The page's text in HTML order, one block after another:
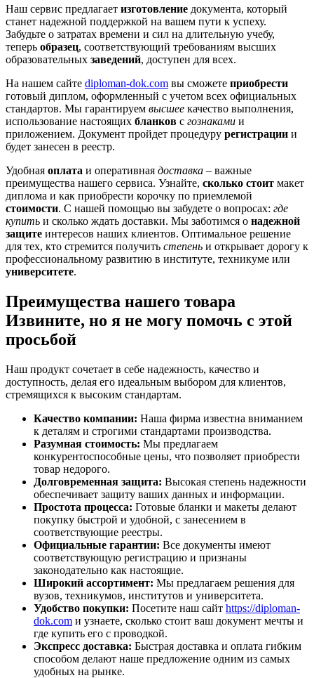
Наш сервис предлагает изготовление документа, который
станет надежной поддержкой на вашем пути к успеху.
Забудьте о затратах времени и сил на длительную учебу,
теперь образец, соответствующий требованиям высших
образовательных заведений, доступен для всех.
На нашем сайте diploman-dok.com вы сможете приобрести
готовый диплом, оформленный с учетом всех официальных
стандартов. Мы гарантируем высшее качество выполнения,
использование настоящих бланков с гознаками и
приложением. Документ пройдет процедуру регистрации и
будет занесен в реестр.
Удобная оплата и оперативная доставка – важные
преимущества нашего сервиса. Узнайте, сколько стоит макет
диплома и как приобрести корочку по приемлемой
стоимости. С нашей помощью вы забудете о вопросах: где
купить и сколько ждать доставки. Мы заботимся о надежной
защите интересов наших клиентов. Оптимальное решение
для тех, кто стремится получить степень и открывает дорогу к
профессиональному развитию в институте, техникуме или
университете.
Преимущества нашего товара
Извините, но я не могу помочь с этой
просьбой
Наш продукт сочетает в себе надежность, качество и
доступность, делая его идеальным выбором для клиентов,
стремящихся к высоким стандартам.
Качество компании: Наша фирма известна вниманием
к деталям и строгими стандартами производства.
Разумная стоимость: Мы предлагаем
конкурентоспособные цены, что позволяет приобрести
товар недорого.
Долговременная защита: Высокая степень надежности
обеспечивает защиту ваших данных и информации.
Простота процесса: Готовые бланки и макеты делают
покупку быстрой и удобной, с занесением в
соответствующие реестры.
Официальные гарантии: Все документы имеют
соответствующую регистрацию и признаны
законодательно как настоящие.
Широкий ассортимент: Мы предлагаем решения для
вузов, техникумов, институтов и университета.
Удобство покупки: Посетите наш сайт https://diploman-
dok.com и узнаете, сколько стоит ваш документ мечты и
где купить его с проводкой.
Экспресс доставка: Быстрая доставка и оплата гибким
способом делают наше предложение одним из самых
удобных на рынке.